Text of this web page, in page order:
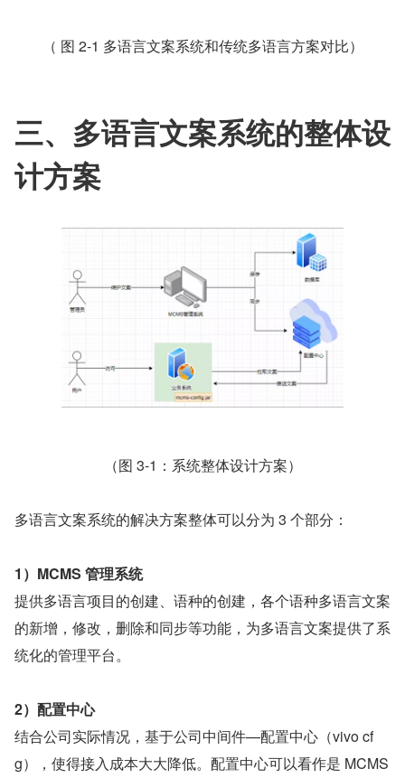
（ 图 2-1 多语言文案系统和传统多语言方案对比）
三、多语言文案系统的整体设
计方案
（图 3-1：系统整体设计方案）
多语言文案系统的解决方案整体可以分为 3 个部分：
1）MCMS 管理系统
提供多语言项目的创建、语种的创建，各个语种多语言文案
的新增，修改，删除和同步等功能，为多语言文案提供了系
统化的管理平台。
2）配置中心
结合公司实际情况，基于公司中间件—配置中心（vivo cf
g），使得接入成本大大降低。配置中心可以看作是 MCMS